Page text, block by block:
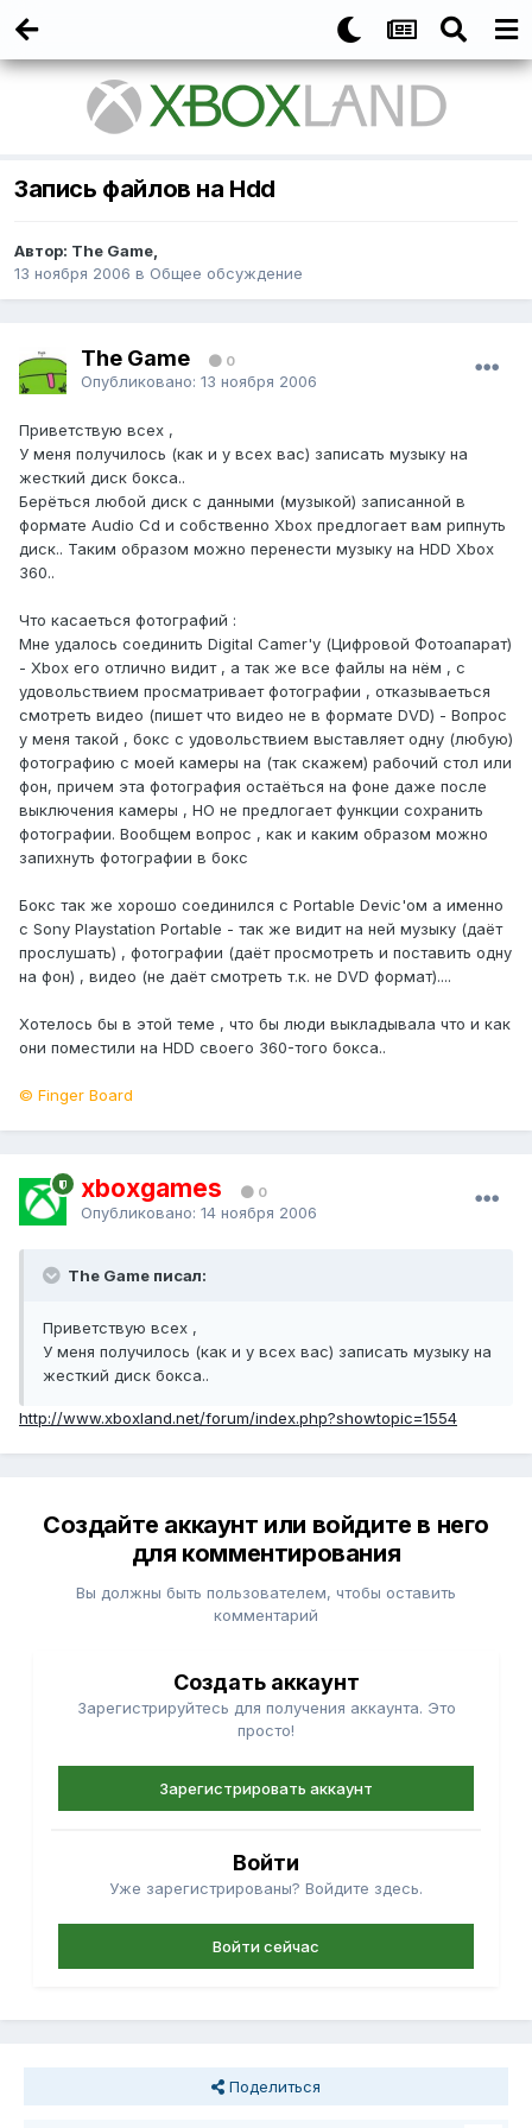
Запись файлов на Hdd
Автор: The Game,
13 ноября 2006 в Общее обсуждение
The Game 0
Опубликовано: 13 ноября 2006
Приветствую всех ,
У меня получилось (как и у всех вас) записать музыку на
жесткий диск бокса..
Берёться любой диск с данными (музыкой) записанной в
формате Audio Cd и собственно Xbox предлогает вам рипнуть
диск.. Таким образом можно перенести музыку на HDD Xbox
360..
Что касаеться фотографий :
Мне удалось соединить Digital Camer'y (Цифровой Фотоапарат)
- Xbox его отлично видит , а так же все файлы на нём , с
удовольствием просматривает фотографии , отказываеться
смотреть видео (пишет что видео не в формате DVD) - Вопрос
у меня такой , бокс с удовольствием выставляет одну (любую)
фотографию с моей камеры на (так скажем) рабочий стол или
фон, причем эта фотография остаёться на фоне даже после
выключения камеры , НО не предлогает функции сохранить
фотографии. Вообщем вопрос , как и каким образом можно
запихнуть фотографии в бокс
Бокс так же хорошо соединился с Portable Devic'ом а именно
с Sony Playstation Portable - так же видит на ней музыку (даёт
прослушать) , фотографии (даёт просмотреть и поставить одну
на фон) , видео (не даёт смотреть т.к. не DVD формат)....
Хотелось бы в этой теме , что бы люди выкладывала что и как
они поместили на HDD своего 360-того бокса..
© Finger Board
xboxgames 0
Опубликовано: 14 ноября 2006
The Game писал:
Приветствую всех ,
У меня получилось (как и у всех вас) записать музыку на
жесткий диск бокса..
http://www.xboxland.net/forum/index.php?showtopic=1554
Создайте аккаунт или войдите в него
для комментирования
Вы должны быть пользователем, чтобы оставить
комментарий
Создать аккаунт
Зарегистрируйтесь для получения аккаунта. Это
просто!
Зарегистрировать аккаунт
Войти
Уже зарегистрированы? Войдите здесь.
Войти сейчас
Поделиться